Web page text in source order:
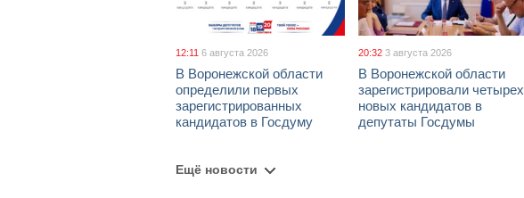
12:11 6 августа 2026
В Воронежской области
определили первых
зарегистрированных
кандидатов в Госдуму
20:32 3 августа 2026
В Воронежской области
зарегистрировали четырех
новых кандидатов в
депутаты Госдумы
Ещё новости